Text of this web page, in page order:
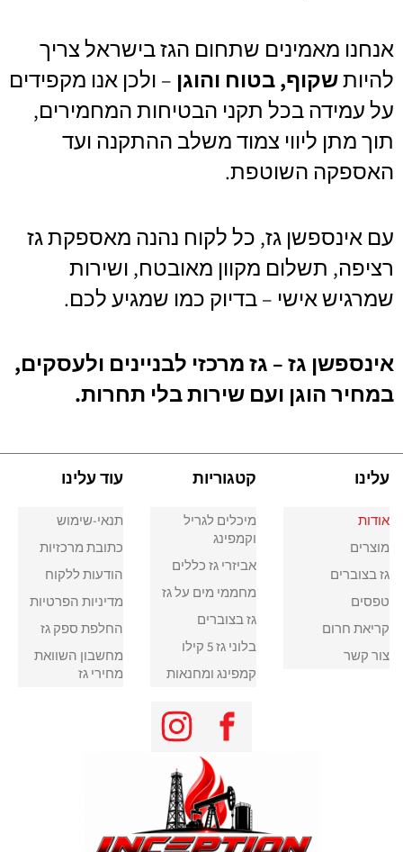
אנחנו מאמינים שתחום הגז בישראל צריך
להיותשקוף, בטוח והוגן – ולכן אנו מקפידים
על עמידה בכל תקני הבטיחות המחמירים,
תוך מתן ליווי צמוד משלב ההתקנה ועד
האספקה השוטפת.
עם אינספשן גז, כל לקוח נהנה מאספקת גז
רציפה, תשלום מקוון מאובטח, ושירות
שמרגיש אישי – בדיוק כמו שמגיע לכם.
אינספשן גז – גז מרכזי לבניינים ולעסקים,
במחיר הוגן ועם שירות בלי תחרות.
עלינו
אודות
מוצרים
גז בצוברים
טפסים
קריאת חרום
צור קשר
קטגוריות
מיכלים לגריל
וקמפינג
אביזרי גז כללים
מחממי מים על גז
גז בצוברים
בלוני גז 5 קילו
קמפינג ומחנאות
עוד עלינו
תנאי-שימוש
כתובת מרכזיות
הודעות ללקוח
מדיניות הפרטיות
החלפת ספק גז
מחשבון השוואת
מחירי גז